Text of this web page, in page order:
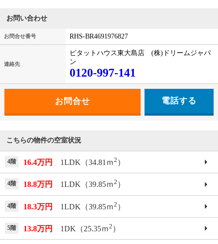
お問い合わせ
お問合せ番号 RHS-BR4691976827
連絡先
ピタットハウス東大島店 (株)ドリームジャパ
ン
0120-997-141
電話する
こちらの物件の空室状況
4階 16.4万円 1LDK（34.81ｍ2 ）
4階 18.8万円 1LDK（39.85ｍ2 ）
4階 18.3万円 1LDK（39.85ｍ2 ）
5階 13.8万円 1DK（25.35ｍ2 ）